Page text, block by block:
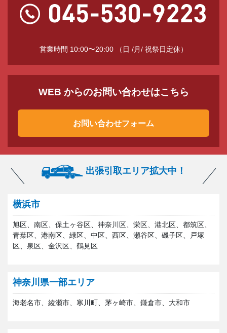
営業時間 10:00〜20:00 （日 /月/ 祝祭日定休）
WEB からのお問い合わせはこちら
お問い合わせフォーム
出張引取エリア拡大中！
横浜市
旭区、南区、保土ヶ谷区、神奈川区、栄区、港北区、都筑区、
青葉区、港南区、緑区、中区、西区、瀬谷区、磯子区、戸塚
区、泉区、金沢区、鶴見区
神奈川県一部エリア
海老名市、綾瀬市、寒川町、茅ヶ崎市、鎌倉市、大和市